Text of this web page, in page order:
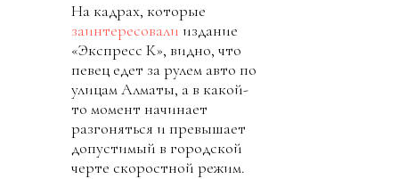
На кадрах, которые
заинтересовали издание
«Экспресс К», видно, что
певец едет за рулем авто по
улицам Алматы, а в какой-
то момент начинает
разгоняться и превышает
допустимый в городской
черте скоростной режим.